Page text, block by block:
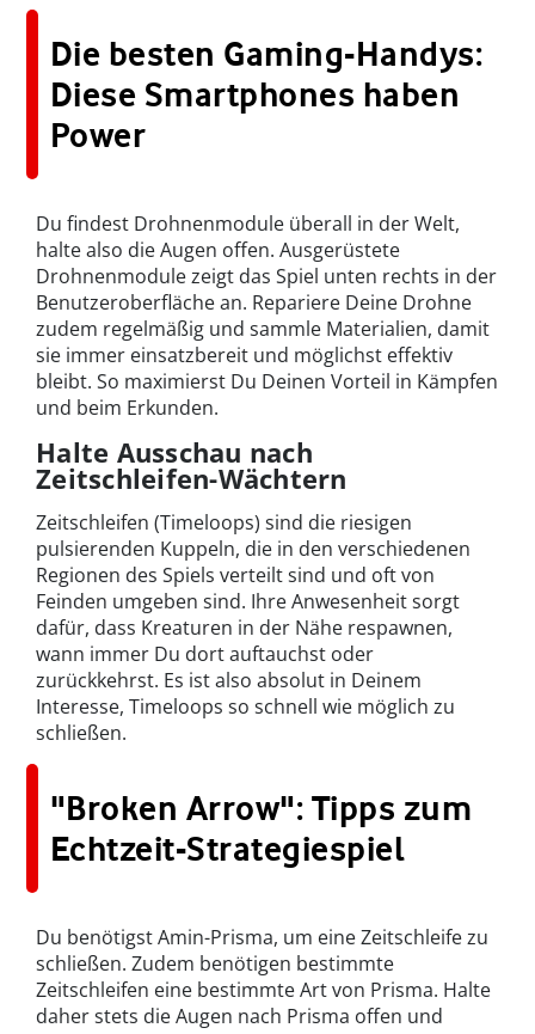
Die besten Gaming-Handys:
Diese Smartphones haben
Power
Du findest Drohnenmodule überall in der Welt,
halte also die Augen offen. Ausgerüstete
Drohnenmodule zeigt das Spiel unten rechts in der
Benutzeroberfläche an. Repariere Deine Drohne
zudem regelmäßig und sammle Materialien, damit
sie immer einsatzbereit und möglichst effektiv
bleibt. So maximierst Du Deinen Vorteil in Kämpfen
und beim Erkunden.
Halte Ausschau nach
Zeitschleifen-Wächtern
Zeitschleifen (Timeloops) sind die riesigen
pulsierenden Kuppeln, die in den verschiedenen
Regionen des Spiels verteilt sind und oft von
Feinden umgeben sind. Ihre Anwesenheit sorgt
dafür, dass Kreaturen in der Nähe respawnen,
wann immer Du dort auftauchst oder
zurückkehrst. Es ist also absolut in Deinem
Interesse, Timeloops so schnell wie möglich zu
schließen.
"Broken Arrow": Tipps zum
Echtzeit-Strategiespiel
Du benötigst Amin-Prisma, um eine Zeitschleife zu
schließen. Zudem benötigen bestimmte
Zeitschleifen eine bestimmte Art von Prisma. Halte
daher stets die Augen nach Prisma offen und